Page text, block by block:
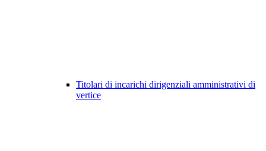
Titolari di incarichi dirigenziali amministrativi di
vertice